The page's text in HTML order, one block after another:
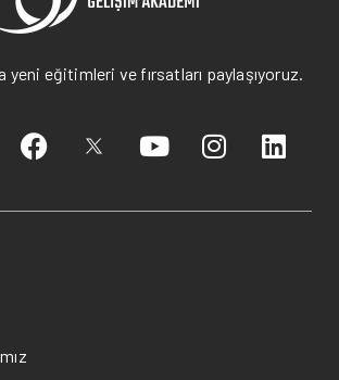
yeni eğitimleri ve fırsatları paylaşıyoruz.